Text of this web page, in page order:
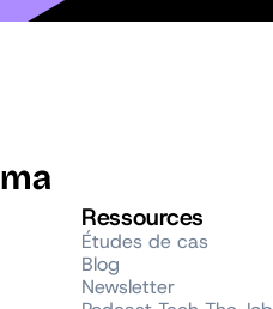
Ressources
Études de cas
Blog
Newsletter